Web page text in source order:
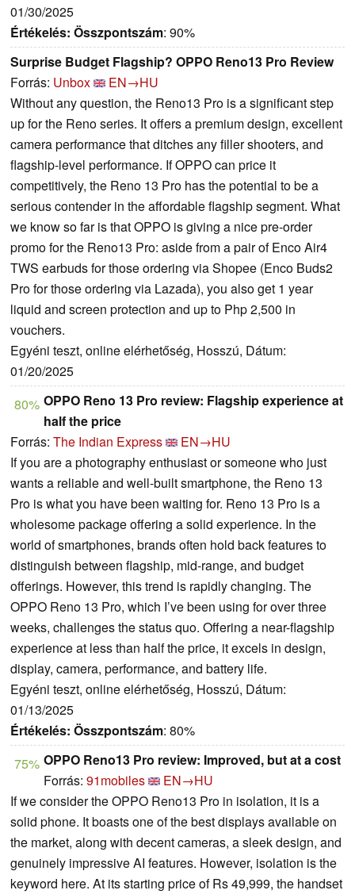
01/30/2025
Értékelés: Összpontszám: 90%
Surprise Budget Flagship? OPPO Reno13 Pro Review
Forrás: Unbox
EN→HU
Without any question, the Reno13 Pro is a significant step
up for the Reno series. It offers a premium design, excellent
camera performance that ditches any filler shooters, and
flagship-level performance. If OPPO can price it
competitively, the Reno 13 Pro has the potential to be a
serious contender in the affordable flagship segment. What
we know so far is that OPPO is giving a nice pre-order
promo for the Reno13 Pro: aside from a pair of Enco Air4
TWS earbuds for those ordering via Shopee (Enco Buds2
Pro for those ordering via Lazada), you also get 1 year
liquid and screen protection and up to Php 2,500 in
vouchers.
Egyéni teszt, online elérhetőség, Hosszú, Dátum:
01/20/2025
80% OPPO Reno 13 Pro review: Flagship experience at
half the price
Forrás: The Indian Express
EN→HU
If you are a photography enthusiast or someone who just
wants a reliable and well-built smartphone, the Reno 13
Pro is what you have been waiting for. Reno 13 Pro is a
wholesome package offering a solid experience. In the
world of smartphones, brands often hold back features to
distinguish between flagship, mid-range, and budget
offerings. However, this trend is rapidly changing. The
OPPO Reno 13 Pro, which I’ve been using for over three
weeks, challenges the status quo. Offering a near-flagship
experience at less than half the price, it excels in design,
display, camera, performance, and battery life.
Egyéni teszt, online elérhetőség, Hosszú, Dátum:
01/13/2025
Értékelés: Összpontszám: 80%
75% OPPO Reno13 Pro review: Improved, but at a cost
Forrás: 91mobiles
EN→HU
If we consider the OPPO Reno13 Pro in isolation, it is a
solid phone. It boasts one of the best displays available on
the market, along with decent cameras, a sleek design, and
genuinely impressive AI features. However, isolation is the
keyword here. At its starting price of Rs 49,999, the handset